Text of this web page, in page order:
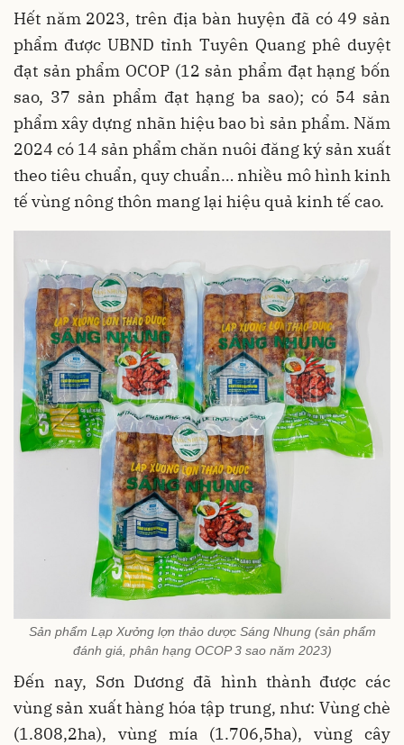
Hết năm 2023, trên địa bàn huyện đã có 49 sản
phẩm được UBND tỉnh Tuyên Quang phê duyệt
đạt sản phẩm OCOP (12 sản phẩm đạt hạng bốn
sao, 37 sản phẩm đạt hạng ba sao); có 54 sản
phẩm xây dựng nhãn hiệu bao bì sản phẩm. Năm
2024 có 14 sản phẩm chăn nuôi đăng ký sản xuất
theo tiêu chuẩn, quy chuẩn… nhiều mô hình kinh
tế vùng nông thôn mang lại hiệu quả kinh tế cao.
Sản phẩm Lạp Xưởng lợn thảo dược Sáng Nhung (sản phẩm
đánh giá, phân hạng OCOP 3 sao năm 2023)
Đến nay, Sơn Dương đã hình thành được các
vùng sản xuất hàng hóa tập trung, như: Vùng chè
(1.808,2ha), vùng mía (1.706,5ha), vùng cây